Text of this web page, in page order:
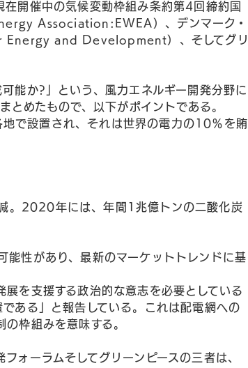
在開催中の気候変動枠組み条約第4回締約国
Association:EWEA）、デンマーク・
Energy and Development）、そしてグリ
能か?」という、風力エネルギー開発分野に
めたもので、以下がポイントである。
で設置され、それは世界の電力の10％を賄
。2020年には、年間1兆億トンの二酸化炭
能性があり、最新のマーケットトレンドに基
を支援する政治的な意志を必要としている
ある」と報告している。これは配電網への
枠組みを意味する。
ォーラムそしてグリーンピースの三者は、